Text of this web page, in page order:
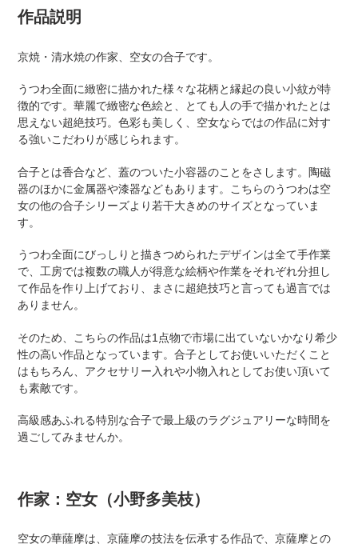
product
to
cart
作品説明
京焼・清水焼の作家、空女の合子です。
うつわ全面に緻密に描かれた様々な花柄と縁起の良い小紋が特
徴的です。華麗で緻密な色絵と、とても人の手で描かれたとは
思えない超絶技巧。色彩も美しく、空女ならではの作品に対す
る強いこだわりが感じられます。
合子とは香合など、蓋のついた小容器のことをさします。陶磁
器のほかに金属器や漆器などもあります。こちらのうつわは空
女の他の合子シリーズより若干大きめのサイズとなっていま
す。
うつわ全面にびっしりと描きつめられたデザインは全て手作業
で、 工房では複数の職人が得意な絵柄や作業をそれぞれ分担し
て作品を作り上げており、
まさに超絶技巧と言っても過言では
ありません。
そのため、こちらの作品は1点物で市場に出ていないかなり希少
性の高い作品となっています。合子としてお使いいただくこと
はもちろん、アクセサリー入れや小物入れとしてお使い頂いて
も素敵です。
高級感あふれる特別な合子で最上級のラグジュアリーな時間を
過ごしてみませんか。
作家：空女（小野多美枝）
空女の華薩摩は、京薩摩の技法を伝承する作品で、京薩摩との